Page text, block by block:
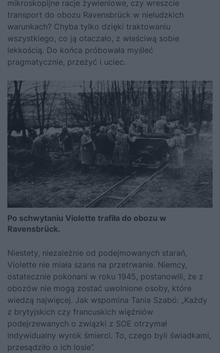
mikroskopijne racje żywieniowe, czy wreszcie
transport do obozu Ravensbrück w nieludzkich
warunkach? Chyba tylko dzięki traktowaniu
wszystkiego, co ją otaczało, z właściwą sobie
lekkością. Do końca próbowała myśleć
pragmatycznie, przeżyć i uciec.
fot.Bundesarchiv/CC-BY-SA 3.0
Po schwytaniu Violette trafiła do obozu w
Ravensbrück.
Niestety, niezależnie od podejmowanych starań,
Violette nie miała szans na przetrwanie. Niemcy,
ostatecznie pokonani w roku 1945, postanowili, że z
obozów nie mogą zostać uwolnione osoby, które
wiedzą najwięcej. Jak wspomina Tania Szabó: „Każdy
z brytyjskich czy francuskich więźniów
podejrzewanych o związki z SOE otrzymał
indywidualny wyrok śmierci. To, czego byli świadkami,
przesądziło o ich losie”.